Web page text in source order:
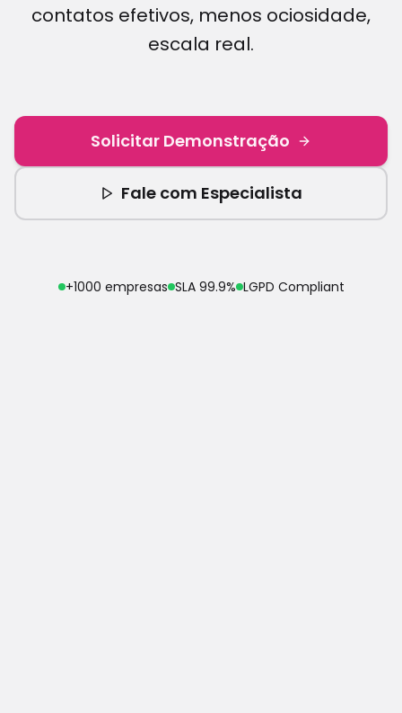
contatos efetivos, menos ociosidade,
escala real.
Solicitar Demonstração
Fale com Especialista
+1000 empresas SLA 99.9% LGPD Compliant